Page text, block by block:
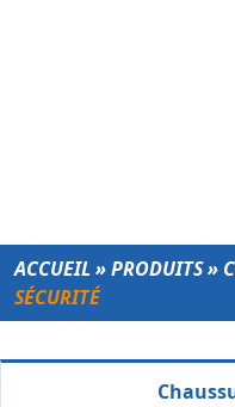
ACCUEIL»PRODUITS»
SÉCURITÉ